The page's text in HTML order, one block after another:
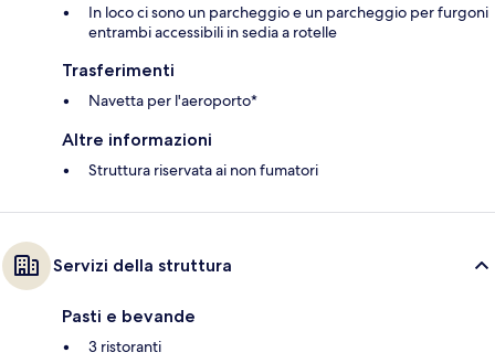
In loco ci sono un parcheggio e un parcheggio per furgoni
entrambi accessibili in sedia a rotelle
Trasferimenti
Navetta per l'aeroporto*
Altre informazioni
Struttura riservata ai non fumatori
Servizi della struttura
Pasti e bevande
3 ristoranti